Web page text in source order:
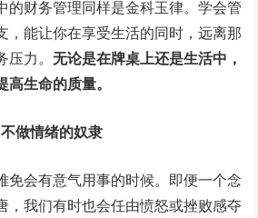
的财务管理同样是金科玉律。学会管
，能让你在享受生活的同时，远离那
压力。无论是在牌桌上还是生活中，
生命的质量。
做情绪的奴隶
免会有意气用事的时候。即便一个念
，我们有时也会任由愤怒或挫败感夺